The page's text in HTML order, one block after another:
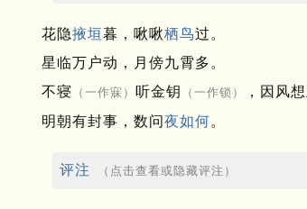
花隐掖垣暮，啾啾栖鸟过。
星临万户动，月傍九霄多。
不寝
（一作寐） 听金钥 （一作锁）
，因风
明朝有封事，数问夜如何。
评注 （点击查看或隐藏评注）